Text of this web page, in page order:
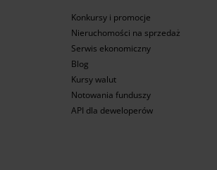
Konkursy i promocje
Nieruchomości na sprzedaż
Serwis ekonomiczny
Blog
Kursy walut
Notowania funduszy
API dla deweloperów